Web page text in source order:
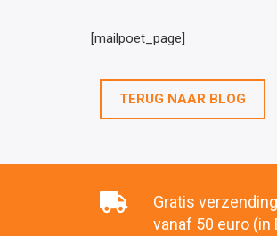
[mailpoet_page]
TERUG NAAR BLOG
Gratis verzending
vanaf 50 euro (in